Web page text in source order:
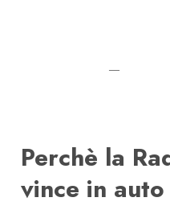
—
Perchè la
vince in auto